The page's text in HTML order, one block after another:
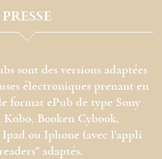
PRESSE
sont des versions adaptées
électroniques prenant en
format ePub de type Sony
Kobo, Booken Cybook,
ou Iphone (avec l'appli
adaptés.